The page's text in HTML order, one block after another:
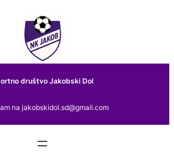
društvo Jakobski Dol
na jakobskidol.sd@gmail.com